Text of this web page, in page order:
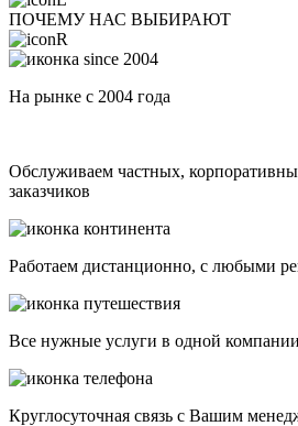
ПОЧЕМУ НАС ВЫБИРАЮТ
На рынке с 2004 года
Обслуживаем частных,
заказчиков
Работаем дистанционно, с любыми
Все нужные услуги в одной компании
Круглосуточная связь с Вашим